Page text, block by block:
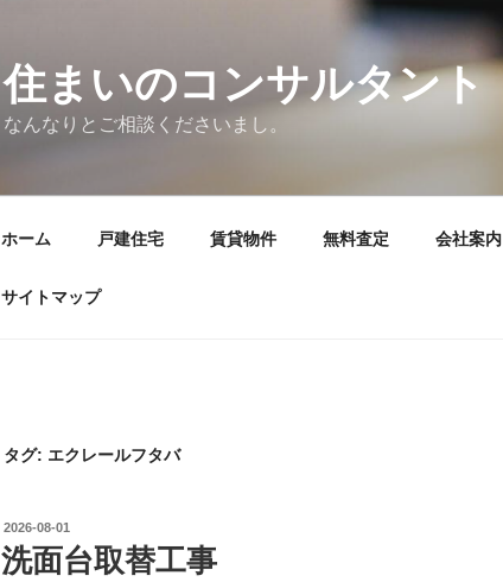
住まいのコンサルタント
なんなりとご相談くださいまし。
ホーム 戸建住宅 賃貸物件 無料査定 会社案内
サイトマップ
タグ: エクレールフタバ
投
稿
日:
2026-08-01
洗面台取替工事